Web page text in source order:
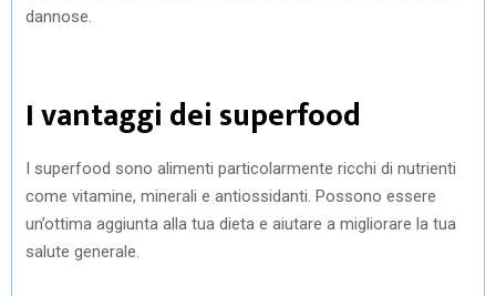
dannose.
I vantaggi dei superfood
I superfood sono alimenti particolarmente ricchi di nutrienti
come vitamine, minerali e antiossidanti. Possono essere
un’ottima aggiunta alla tua dieta e aiutare a migliorare la tua
salute generale.